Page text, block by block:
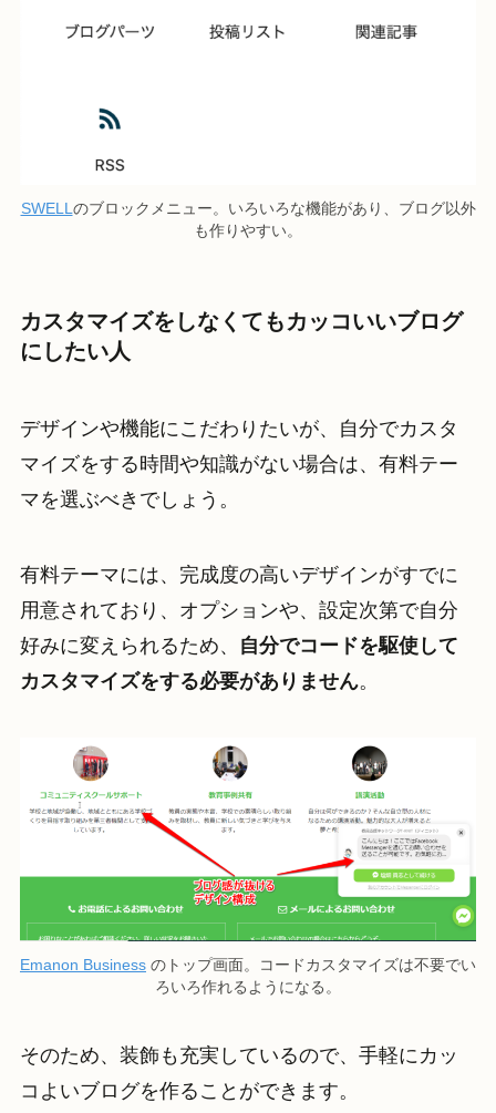
SWELL のブロックメニュー。いろいろな機能があり、ブログ以外
も作りやすい。
カスタマイズをしなくてもカッコいいブログ
にしたい人
デザインや機能にこだわりたいが、自分でカスタ
マイズをする時間や知識がない場合は、有料テー
マを選ぶべきでしょう。
有料テーマには、完成度の高いデザインがすでに
用意されており、オプションや、設定次第で自分
好みに変えられるため、
自分でコードを駆使して
カスタマイズをする必要がありません。
Emanon Business のトップ画面。コードカスタマイズは不要でい
ろいろ作れるようになる。
そのため、装飾も充実しているので、手軽にカッ
コよいブログを作ることができます。